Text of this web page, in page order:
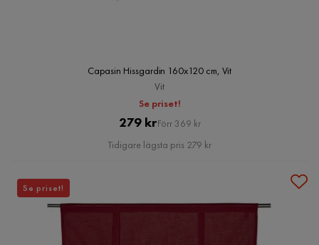
Capasin Hissgardin 160x120 cm, Vit
Vit
Se priset!
Pris
279 krOriginal
Pris
Förr 369 kr
Tidigare lägsta pris 279 kr
Se priset!